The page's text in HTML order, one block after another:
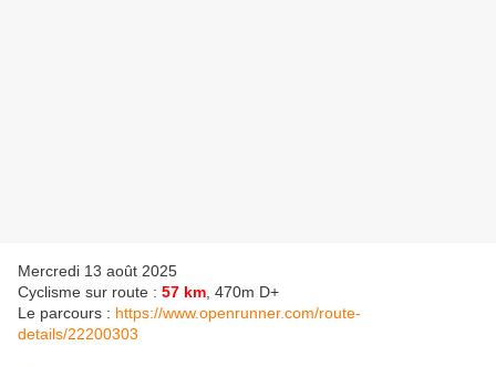
Mercredi 13 août 2025
Cyclisme sur route : 57 km , 470m D+
Le parcours : https://www.openrunner.com/route-
details/22200303